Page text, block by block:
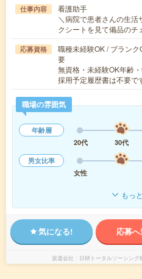
仕事内容
看護助手
＼病院で患者さんの生活
クシートを見て備品の
応募資格
職種未経験OK / ブラン
要
無資格・未経験OK年齢
採用予定履歴書は不要
職場の雰囲気
年齢層
20代
30代
男女比率
女性
もっ
気になる! 応募
派遣会社 日研トータルソーシン